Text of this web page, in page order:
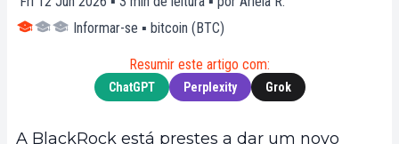
Informar-se ▪ bitcoin (BTC)
Resumir este artigo com:
ChatGPT Perplexity Grok
A BlackRock está prestes a dar um novo